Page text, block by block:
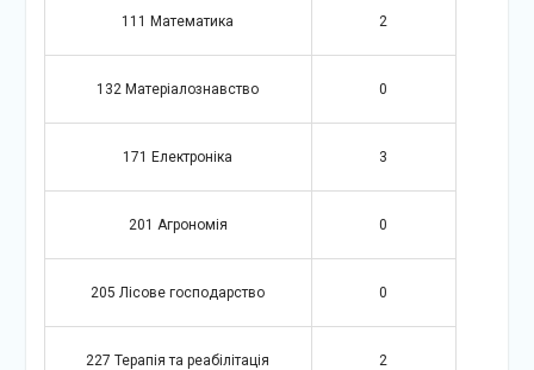
111 Математика 2
132 Матеріалознавство 0
171 Електроніка 3
201 Агрономія 0
205 Лісове господарство 0
227 Терапія та реабілітація 2